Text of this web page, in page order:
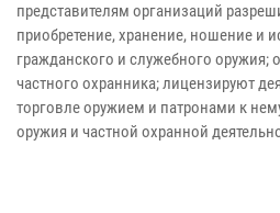
представителям организаций
приобретение, хранение, ношение и
гражданского и служебного оружия;
частного охранника; лицензируют
торговле оружием и патронами к
оружия и частной охранной